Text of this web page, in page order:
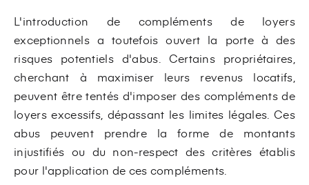
L'introduction de compléments de loyers
exceptionnels a toutefois ouvert la porte à des
risques potentiels d'abus. Certains propriétaires,
cherchant à maximiser leurs revenus locatifs,
peuvent être tentés d'imposer des compléments de
loyers excessifs, dépassant les limites légales. Ces
abus peuvent prendre la forme de montants
injustifiés ou du non-respect des critères établis
pour l'application de ces compléments.